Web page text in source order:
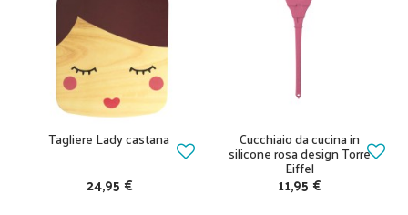
Tagliere Lady castana
24,95 €
Cucchiaio da cucina in
silicone rosa design Torre
Eiffel
11,95 €